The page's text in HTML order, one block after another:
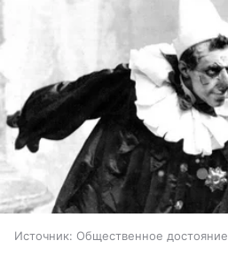
Источник: Общественное достояние